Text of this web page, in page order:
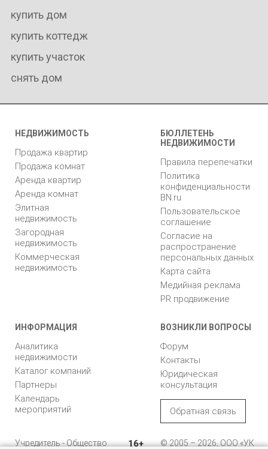
купить дом
купить коттедж
купить участок
снять дом
НЕДВИЖИМОСТЬ
Продажа квартир
Продажа комнат
Аренда квартир
Аренда комнат
Элитная
недвижимость
Загородная
недвижимость
Коммерческая
недвижимость
БЮЛЛЕТЕНЬ
НЕДВИЖИМОСТИ
Правила перепечатки
Политика
конфиденциальности
BN.ru
Пользовательское
соглашение
Согласие на
распространение
персональных данных
Карта сайта
Медийная реклама
PR продвижение
ИНФОРМАЦИЯ
Аналитика
недвижимости
Каталог компаний
Партнеры
Календарь
мероприятий
ВОЗНИКЛИ ВОПРОСЫ
Форум
Контакты
Юридическая
консультация
Обратная связь
Учредитель - Общество
16+
© 2005 – 2026, ООО «УК